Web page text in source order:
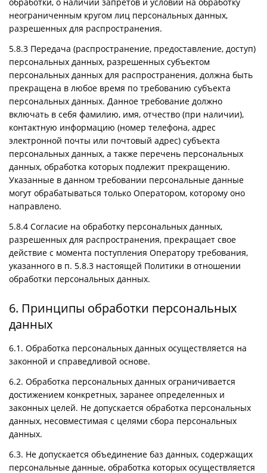
неограниченным кругом лиц персональных данных,
разрешенных для распространения.
5.8.3 Передача (распространение, предоставление, доступ)
персональных данных, разрешенных субъектом
персональных данных для распространения, должна быть
прекращена в любое время по требованию субъекта
персональных данных. Данное требование должно
включать в себя фамилию, имя, отчество (при наличии),
контактную информацию (номер телефона, адрес
электронной почты или почтовый адрес) субъекта
персональных данных, а также перечень персональных
данных, обработка которых подлежит прекращению.
Указанные в данном требовании персональные данные
могут обрабатываться только Оператором, которому оно
направлено.
5.8.4 Согласие на обработку персональных данных,
разрешенных для распространения, прекращает свое
действие с момента поступления Оператору требования,
указанного в п. 5.8.3 настоящей Политики в отношении
обработки персональных данных.
6. Принципы обработки персональных
данных
6.1. Обработка персональных данных осуществляется на
законной и справедливой основе.
6.2. Обработка персональных данных ограничивается
достижением конкретных, заранее определенных и
законных целей. Не допускается обработка персональных
данных, несовместимая с целями сбора персональных
данных.
6.3. Не допускается объединение баз данных, содержащих
персональные данные, обработка которых осуществляется